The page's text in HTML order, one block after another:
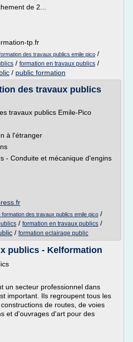
de 2...
tp.fr
des travaux publics emile pico /
/ formation en travaux publics /
/ public formation
des travaux publics
travaux publics Emile-Pico
à l'étranger
- Conduite et mécanique d'engins
formation des travaux publics emile pico /
/ formation en travaux publics /
/ formation eclairage public
publics - Kelformation
un secteur professionnel dans
important. Ils regroupent tous les
de routes, de voies
et d'ouvrages d'art pour des